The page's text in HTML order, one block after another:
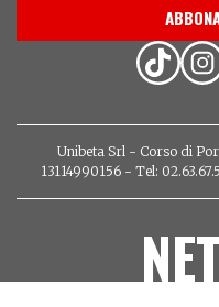
Unibeta Srl - Corso di
13114990156 - Tel: